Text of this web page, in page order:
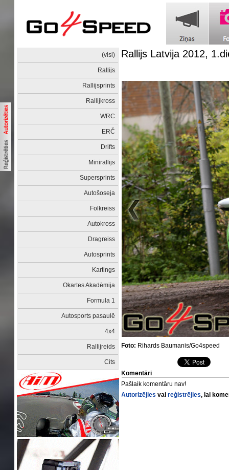
(visi)
Rallijs
Rallijsprints
Rallijkross
WRC
ERČ
Drifts
Minirallijs
Supersprints
Autošoseja
Folkreiss
Autokross
Dragreiss
Autosprints
Kartings
Okartes Akadēmija
Formula 1
Autosports pasaulē
4x4
Rallijreids
Cits
Rallijs Latvija 2012,
Foto: Rihards Baumanis/Go4speed
Komentāri
Pašlaik komentāru nav!
Autorizējies vaireģistrējies, lai